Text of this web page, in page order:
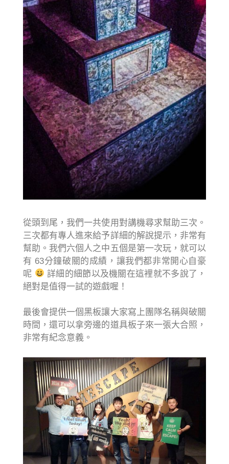
從頭到尾，我們一共使用對講機尋求幫助三次。
三次都有專人進來給予詳細的解說提示，非常有
幫助。我們六個人之中五個是第一次玩，就可以
有 63分鐘破關的成績，讓我們都非常開心自豪
呢
詳細的細節以及機關在這裡就不多說了，
絕對是值得一試的遊戲喔！
最後會提供一個黑板讓大家寫上團隊名稱與破關
時間，還可以拿旁邊的道具板子來一張大合照，
非常有紀念意義。